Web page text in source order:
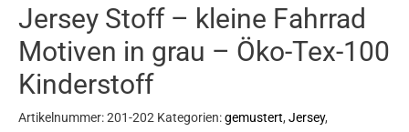
Jersey Stoff – kleine Fahrrad
Motiven in grau – Öko-Tex-100
Kinderstoff
Artikelnummer:201-202 Kategorien:gemustert, Jersey,